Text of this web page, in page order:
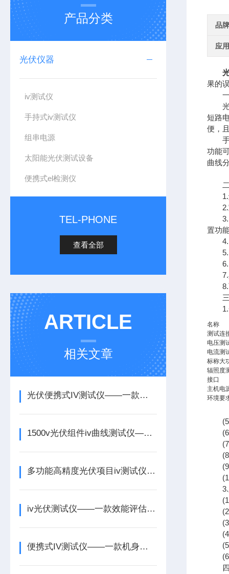
产品分类
光伏仪器
iv测试仪
手持式iv测试仪
组串电源
太阳能光伏测试设备
便携式el检测仪
TEL-PHONE
查看全部
ARTICLE
相关文章
光伏便携式IV测试仪——一款同步采集的便携式光伏iv测试仪2026+派+送
1500v光伏组件iv曲线测试仪—一款标准数据的便携式太阳能组件iv测试仪2026
多功能高精度光伏项目iv测试仪—一款精准可靠的太阳能板便携式iv功率测试仪
iv光伏测试仪——一款效能评估的光伏iv测试仪2026+派+送
便携式IV测试仪——一款机身体量轻便的户外IV测试仪2026+派+送
品牌
应
果的
一
光伏
短路
便，
手持
功能
曲线
二
1.触
2.室
3.内
置功
4.内
5.自
6.内
7.具
8.可
三
1.
名称
测试连
电压测
电流测
标称大
辐照度
接口
主机电
环境要
(5)
(6)
(7)
(8)
(9)
(10)
3.
(1)
(2)
(3)
(4)
(5)
(6)
四